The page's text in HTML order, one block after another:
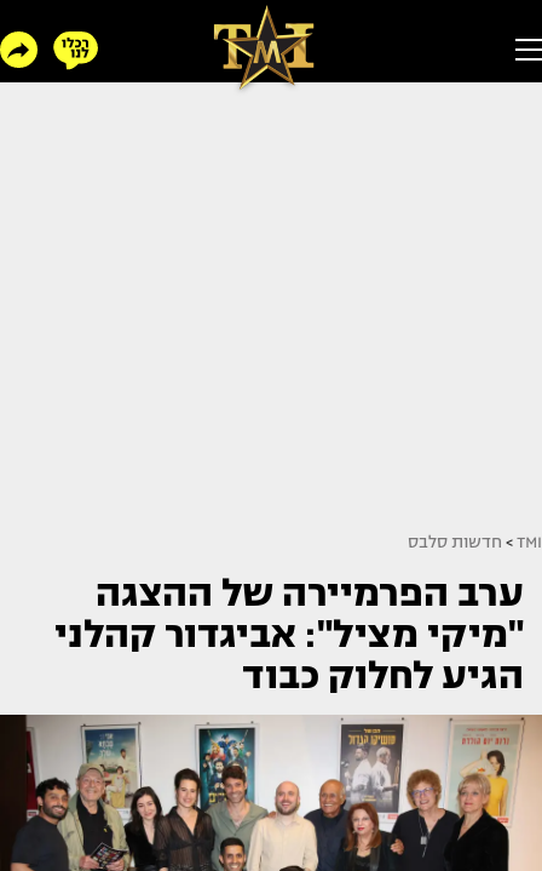
TMI
> חדשות סלבס
ערב הפרמיירה של ההצגה
"מיקי מציל": אביגדור קהלני
הגיע לחלוק כבוד